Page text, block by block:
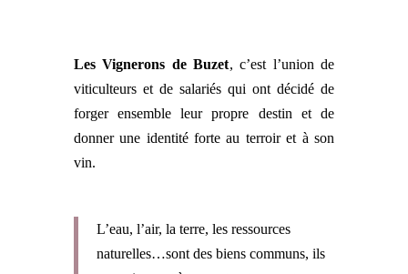
Les Vignerons de Buzet, c’est l’union de
viticulteurs et de salariés qui ont décidé de
forger ensemble leur propre destin et de
donner une identité forte au terroir et à son
vin.
L’eau, l’air, la terre, les ressources
naturelles…sont des biens communs, ils